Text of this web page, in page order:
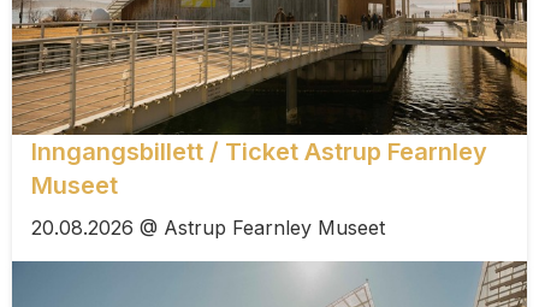
Inngangsbillett / Ticket Astrup Fearnley
Museet
20.08.2026 @ Astrup Fearnley Museet